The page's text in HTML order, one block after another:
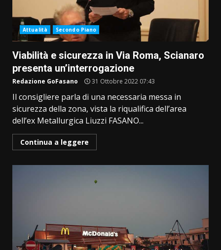
Attualità Secondo Piano
Viabilità e sicurezza in Via Roma, Scianaro
presenta un’interrogazione
Redazione GoFasano 31 Ottobre 2022 07:43
Il consigliere parla di una necessaria messa in
sicurezza della zona, vista la riqualifica dell’area
dell’ex Metallurgica Liuzzi FASANO...
Continua a leggere